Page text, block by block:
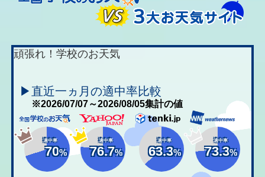
頑張れ！学校のお天気
▶直近一ヵ月の適中率比較
※2026/07/07～2026/08/05集計の値
適中率
70%
適中率
76.7%
適中率
63.3%
適中率
73.3%